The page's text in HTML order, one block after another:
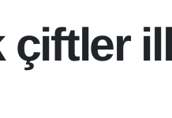
çiftler